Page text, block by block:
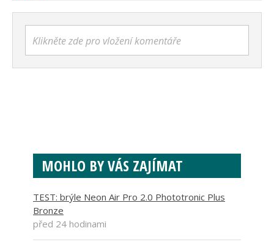
Klikněte zde pro vložení komentáře
MOHLO BY VÁS ZAJÍMAT
TEST: brýle Neon Air Pro 2.0 Phototronic Plus
Bronze
před 24 hodinami